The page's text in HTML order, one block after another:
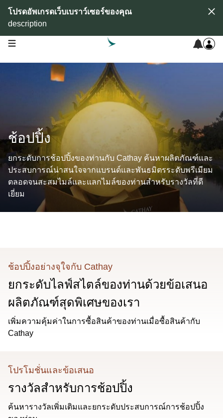
โปรดอัพเกรดเว็บเบราว์เซอร์ของคุณ
description
open navigation menu
ช้อปปิ้ง
ยกระดับการช้อปปิ้งของท่านกับ Cathay ค้นหาผลิตภัณฑ์และ
ประสบการณ์น่าสนใจจากแบรนด์และพันธมิตรระดับพรีเมียม
ตลอดจนสะสมไมล์และแลกไมล์ของท่านสำหรับรางวัลที่ดี
เยี่ยม
ช้อปปิ้งอย่างจุใจกับ Cathay
ยกระดับไลฟ์สไตล์ของท่านด้วยข้อเสนอ
ผลิตภัณฑ์สุดพิเศษของเรา
เพิ่มความคุ้มค่าในการซื้อสินค้าของท่านเมื่อซื้อสินค้ากับ
Cathay
โปรโมชั่นและข้อเสนอ
รางวัลสําหรับการช้อปปิ้ง
ค้นหารางวัลเพิ่มเติมและยกระดับประสบการณ์การช้อปปิ้ง